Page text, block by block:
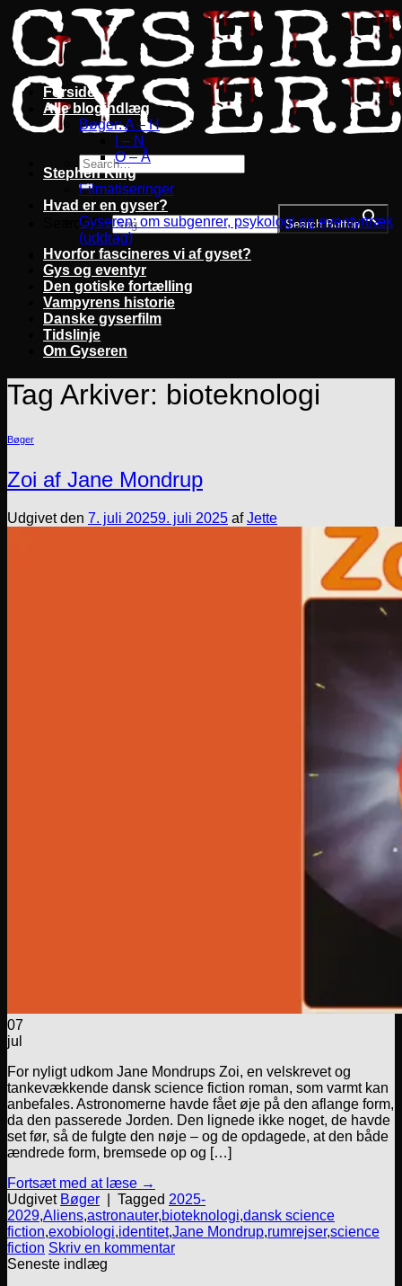
Fortsæt
til
indhold
Search for: Search Button
Forside
Alle blogindlæg
Bøger: A – H
I – N
O – Å
Stephen King
Filmatiseringer
Hvad er en gyser?
Gyseren: om subgenrer, psykologi og eventyrtræk
(uddrag)
Hvorfor fascineres vi af gyset?
Gys og eventyr
Den gotiske fortælling
Vampyrens historie
Danske gyserfilm
Tidslinje
Om Gyseren
Tag Arkiver: bioteknologi
Bøger
Zoi af Jane Mondrup
Udgivet den 7. juli 20259. juli 2025 afJette
07
jul
For nyligt udkom Jane Mondrups Zoi, en velskrevet og
tankevækkende dansk science fiction roman, som varmt kan
anbefales. Astronomerne havde fået øje på den aflange form,
da den passerede Jorden. Den lignede ikke noget, de havde
set før, så de fulgte den nøje – og de opdagede, at den både
ændrede form, bremsede op og […]
Fortsæt med at læse →
Udgivet Bøger Tagged 2025-
2029,Aliens,astronauter,bioteknologi,dansk science
fiction,exobiologi,identitet,Jane Mondrup,rumrejser,science
fiction Skriv en kommentar
Seneste indlæg